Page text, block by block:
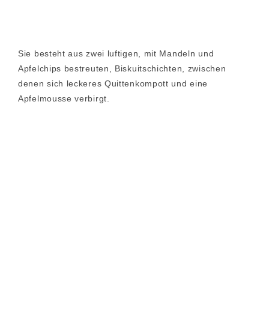
Sie besteht aus zwei luftigen, mit Mandeln und
Apfelchips bestreuten, Biskuitschichten, zwischen
denen sich leckeres Quittenkompott und eine
Apfelmousse verbirgt.